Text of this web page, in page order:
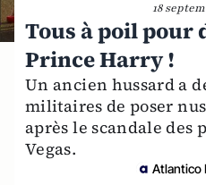
18
Tous à poil pour
Prince Harry !
Un ancien hussard a
militaires de poser
après le scandale des
Vegas.
Atlantico